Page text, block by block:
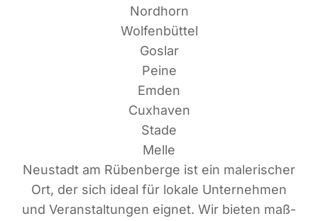
Nordhorn
Wolfenbüttel
Goslar
Peine
Emden
Cuxhaven
Stade
Melle
Neu­stadt am Rüben­ber­ge ist ein male­ri­scher
Ort, der sich ide­al für loka­le Unter­neh­men
und Ver­an­stal­tun­gen eig­net. Wir bie­ten maß­